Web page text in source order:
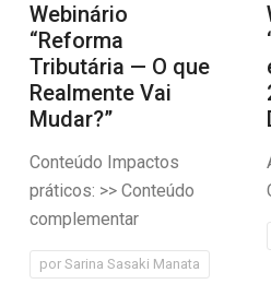
Webinário
“Reforma
Tributária — O que
Realmente Vai
Mudar?”
Conteúdo Impactos
práticos: >> Conteúdo
complementar
por Sarina Sasaki Manata